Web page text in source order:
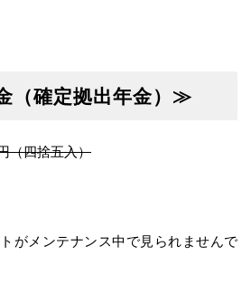
確定拠出年金）≫
（四捨五入）
がメンテナンス中で見られませんで